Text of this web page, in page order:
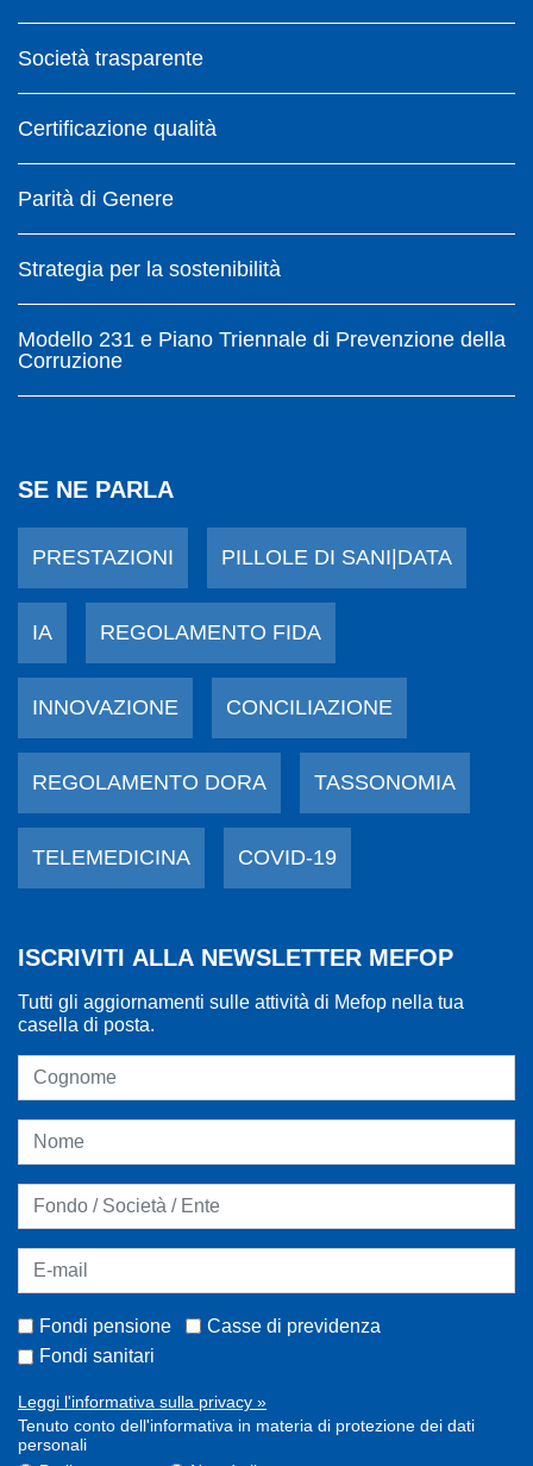
Società trasparente
Certificazione qualità
Parità di Genere
Strategia per la sostenibilità
Modello 231 e Piano Triennale di Prevenzione della
Corruzione
SE NE PARLA
PRESTAZIONI PILLOLE DI SANI|DATA
IA REGOLAMENTO FIDA
INNOVAZIONE CONCILIAZIONE
REGOLAMENTO DORA TASSONOMIA
TELEMEDICINA COVID-19
ISCRIVITI ALLA NEWSLETTER MEFOP
Tutti gli aggiornamenti sulle attività di Mefop nella tua
casella di posta.
Fondi pensione
Casse di previdenza
Fondi sanitari
Leggi l'informativa sulla privacy »
Tenuto conto dell'informativa in materia di protezione dei dati
personali